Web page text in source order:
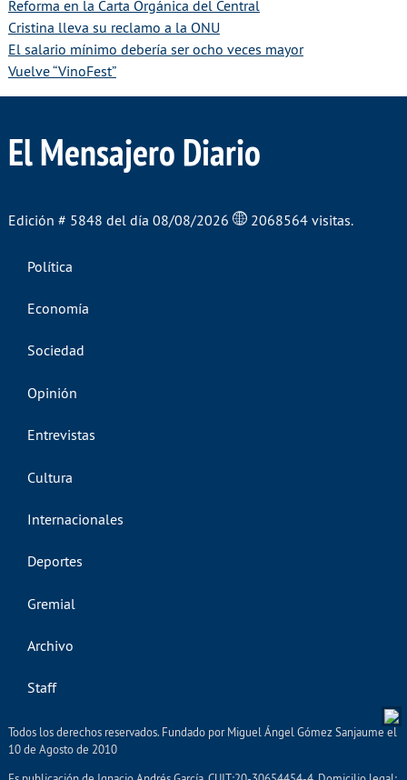
Reforma en la Carta Orgánica del Central
Cristina lleva su reclamo a la ONU
El salario mínimo debería ser ocho veces mayor
Vuelve “VinoFest”
El Mensajero Diario
Edición # 5848 del día 08/08/2026 2068564 visitas.
Política
Economía
Sociedad
Opinión
Entrevistas
Cultura
Internacionales
Deportes
Gremial
Archivo
Staff
Todos los derechos reservados. Fundado por Miguel Ángel Gómez Sanjaume el
10 de Agosto de 2010